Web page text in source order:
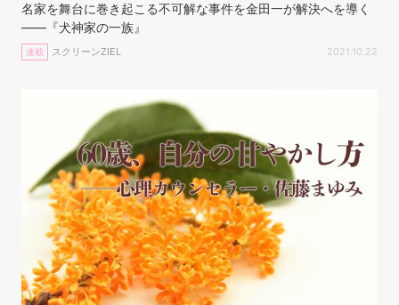
名家を舞台に巻き起こる不可解な事件を金田一が解決へを導く
――『犬神家の一族』
連載 スクリーンZIEL 2021.10.22